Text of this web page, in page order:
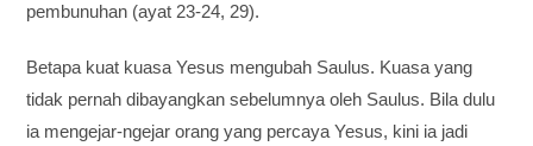
pembunuhan (ayat 23-24, 29).
Betapa kuat kuasa Yesus mengubah Saulus. Kuasa yang
tidak pernah dibayangkan sebelumnya oleh Saulus. Bila dulu
ia mengejar-ngejar orang yang percaya Yesus, kini ia jadi